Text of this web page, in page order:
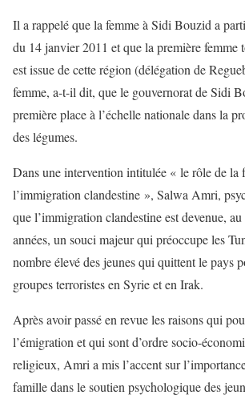
Il a rappelé que la femme à Sidi Bouzid a
du 14 janvier 2011 et que la première femme
est issue de cette région (délégation de
femme, a-t-il dit, que le gouvernorat de Sidi
première place à l’échelle nationale dans la
des légumes.
Dans une intervention intitulée « le rôle de la
l’immigration clandestine », Salwa Amri,
que l’immigration clandestine est devenue,
années, un souci majeur qui préoccupe les
nombre élevé des jeunes qui quittent le pays
groupes terroristes en Syrie et en Irak.
Après avoir passé en revue les raisons qui
l’émigration et qui sont d’ordre socio-
religieux, Amri a mis l’accent sur
famille dans le soutien psychologique des